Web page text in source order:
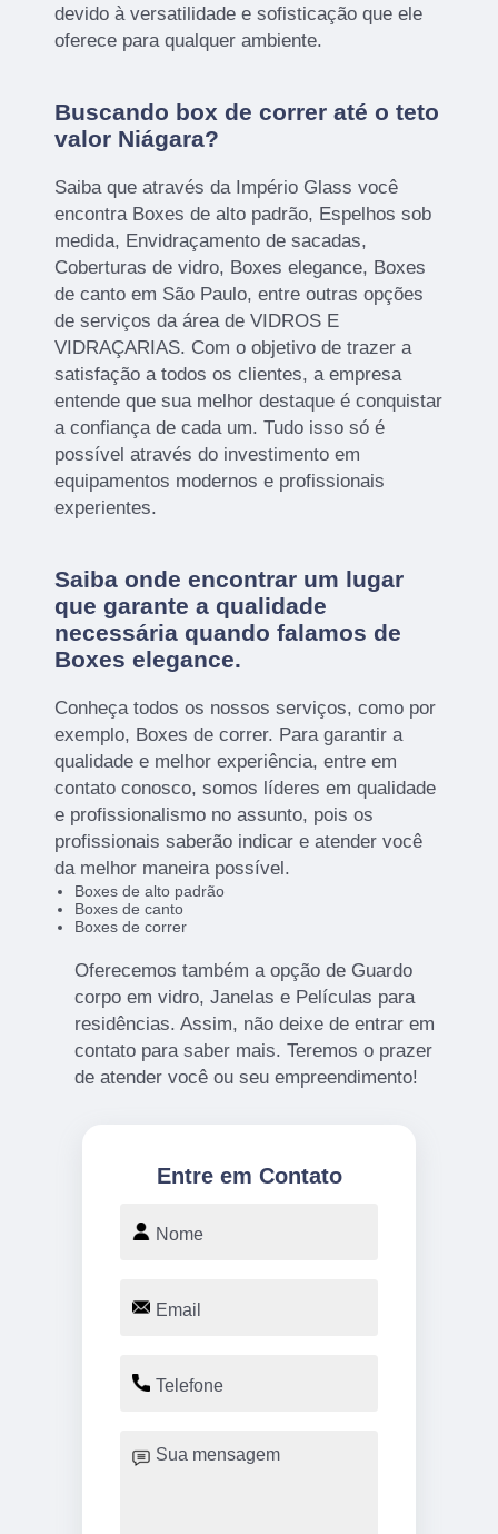
devido à versatilidade e sofisticação que ele
oferece para qualquer ambiente.
Buscando box de correr até o teto
valor Niágara?
Saiba que através da Império Glass você
encontra Boxes de alto padrão, Espelhos sob
medida, Envidraçamento de sacadas,
Coberturas de vidro, Boxes elegance, Boxes
de canto em São Paulo, entre outras opções
de serviços da área de VIDROS E
VIDRAÇARIAS. Com o objetivo de trazer a
satisfação a todos os clientes, a empresa
entende que sua melhor destaque é conquistar
a confiança de cada um. Tudo isso só é
possível através do investimento em
equipamentos modernos e profissionais
experientes.
Saiba onde encontrar um lugar
que garante a qualidade
necessária quando falamos de
Boxes elegance.
Conheça todos os nossos serviços, como por
exemplo, Boxes de correr. Para garantir a
qualidade e melhor experiência, entre em
contato conosco, somos líderes em qualidade
e profissionalismo no assunto, pois os
profissionais saberão indicar e atender você
da melhor maneira possível.
Boxes de alto padrão
Boxes de canto
Boxes de correr
Oferecemos também a opção de Guardo
corpo em vidro, Janelas e Películas para
residências. Assim, não deixe de entrar em
contato para saber mais. Teremos o prazer
de atender você ou seu empreendimento!
Entre em Contato